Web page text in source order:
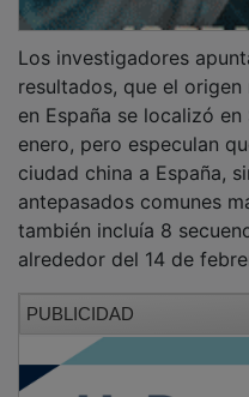
resultados, que el origen
en España se localizó en
enero, pero especulan
ciudad china a España,
antepasados comunes
también incluía 8
alrededor del 14 de